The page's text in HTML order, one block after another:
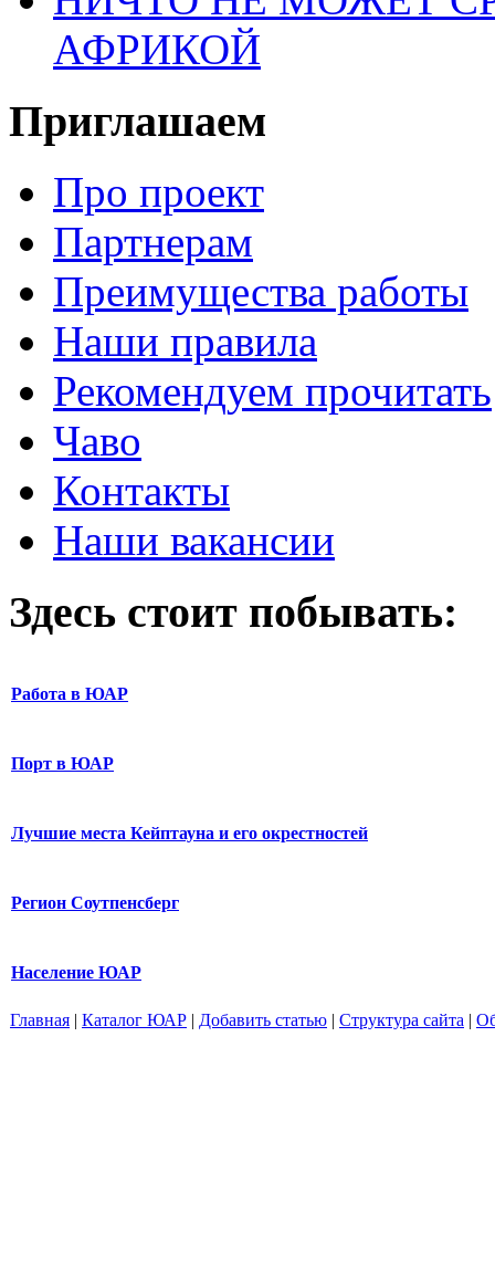
АФРИКОЙ
Приглашаем
Про проект
Партнерам
Преимущества работы
Наши правила
Рекомендуем прочитать
Чаво
Контакты
Наши вакансии
Здесь стоит побывать:
Работа в ЮАР
Порт в ЮАР
Лучшие места Кейптауна и его окрестностей
Регион Соутпенсберг
Население ЮАР
Главная | Каталог ЮАР | Добавить статью | Структура сайта |